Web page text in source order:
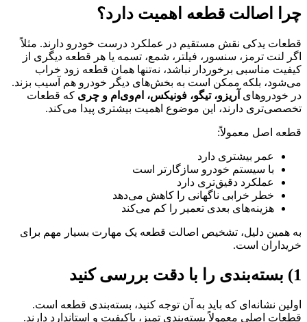
چرا اصالت قطعه اهمیت دارد؟
قطعات یدکی نقش مستقیم در عملکرد درست خودرو دارند. مثلاً
اگر لنت ترمز، سنسور، فیلتر، شمع، تسمه یا هر قطعه دیگری از
کیفیت مناسبی برخوردار نباشد، نه‌تنها همان قطعه زود خراب
می‌شود، بلکه ممکن است به بخش‌های دیگر خودرو هم آسیب بزند.
در خودروهای آریزو، تیگو، فونیکس، ام‌وی‌ام و چری که قطعات
تخصصی‌تری دارند، این موضوع اهمیت بیشتری پیدا می‌کند.
قطعه اصل معمولاً:
عمر بیشتری دارد
با سیستم خودرو سازگارتر است
عملکرد دقیق‌تری دارد
خطر خرابی ناگهانی را کاهش می‌دهد
هزینه‌های بعدی تعمیر را کم می‌کند
به همین دلیل، تشخیص اصالت قطعه یک مهارت بسیار مهم برای
خریداران است.
1) بسته‌بندی را با دقت بررسی کنید
اولین نشانه‌ای که باید به آن توجه کنید، بسته‌بندی قطعه است.
قطعات اصلی معمولاً بسته‌بندی تمیز، باکیفیت و استاندارد دارند.